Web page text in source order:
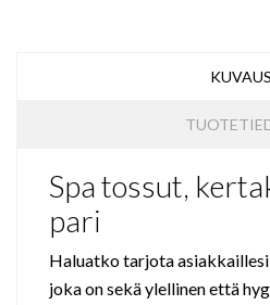
KUVAUS
Spa tossut,
pari
Haluatko tarjota
joka on sekä ylellinen että